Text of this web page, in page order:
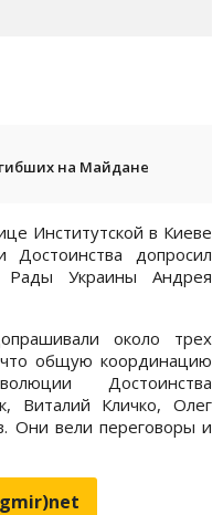
на Майдане
Институтской в ​​Киеве
допросил
Рады Украины Андрея
около трех
общую координацию
Достоинства
Виталий Кличко, Олег
Они вели переговоры и